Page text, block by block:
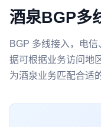
酒泉BGP多
BGP 多线接入，电
据可根据业务访问地
为酒泉业务匹配合适